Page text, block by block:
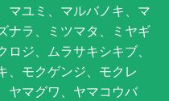
マユミ、マルバノキ、マ
ナラ、ミツマタ、ミヤギ
ジ、ムラサキシキブ、
、モクゲンジ、モクレ
ヤマグワ、ヤマコウバ